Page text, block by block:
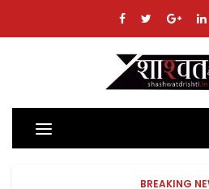
Toggle
navigation
BREAKING